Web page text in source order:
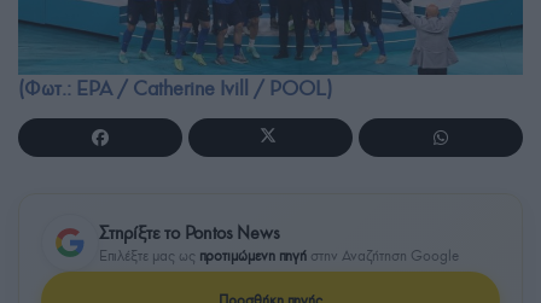
(Φωτ.: EPA / Catherine Ivill / POOL)
Στηρίξτε το Pontos News
Επιλέξτε μας ως προτιμώμενη πηγή στην Αναζήτηση Google